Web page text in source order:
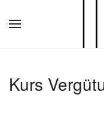
Hauptinhalt
Kurs